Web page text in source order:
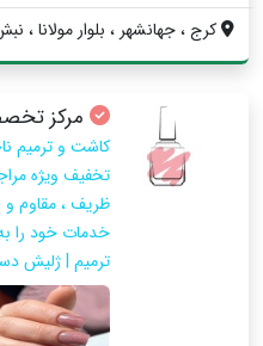
کرج ، جهانشهر ، بلوار مولانا ،
مرکز
کاشت و ترمیم
تخفیف ویژه
ظریف ، مقاوم و
خدمات خود را
ترمیم | ژلیش